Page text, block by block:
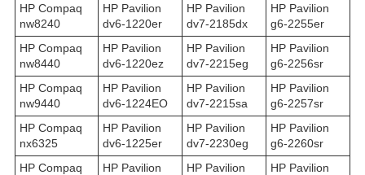
HP Compaq
nw8240
HP Pavilion
dv6-1220er
HP Pavilion
dv7-2185dx
HP Pavilion
g6-2255er
HP Compaq
nw8440
HP Pavilion
dv6-1220ez
HP Pavilion
dv7-2215eg
HP Pavilion
g6-2256sr
HP Compaq
nw9440
HP Pavilion
dv6-1224EO
HP Pavilion
dv7-2215sa
HP Pavilion
g6-2257sr
HP Compaq
nx6325
HP Pavilion
dv6-1225er
HP Pavilion
dv7-2230eg
HP Pavilion
g6-2260sr
HP Compaq
HP Pavilion
HP Pavilion
HP Pavilion